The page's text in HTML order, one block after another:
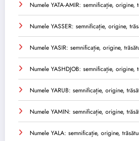
Numele YATA-AMIR: semnificație, origine,
Numele YASSER: semnificație, origine,
Numele YASIR: semnificație, origine,
Numele YASHDJOB: semnificație, origine,
Numele YARUB: semnificație, origine,
Numele YAMIN: semnificație, origine,
Numele YALA: semnificație, origine,